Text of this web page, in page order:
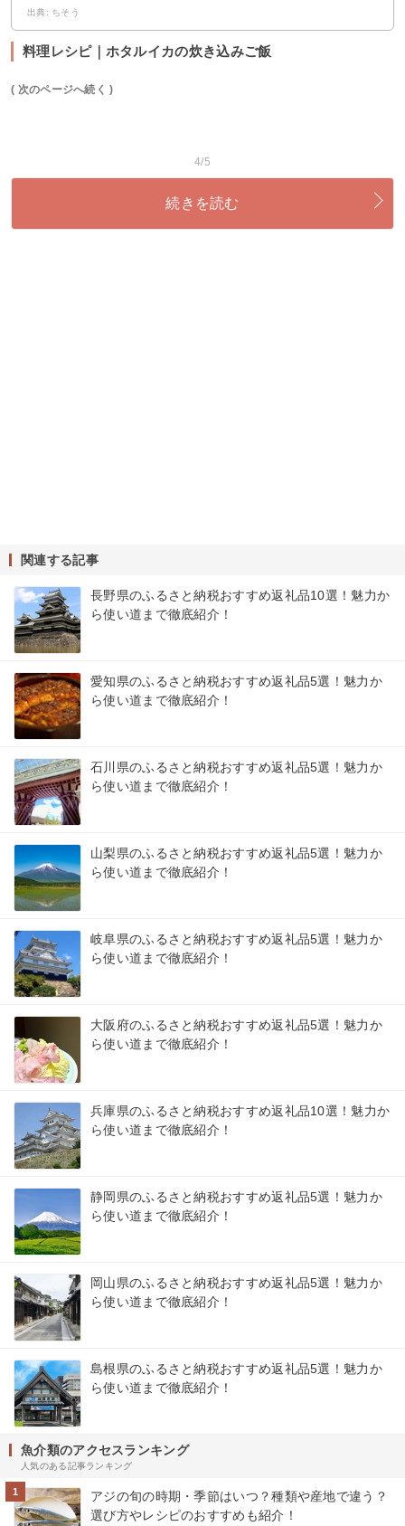
出典: ちそう
料理レシピ｜ホタルイカの炊き込みご飯
( 次のページへ続く )
4/5
続きを読む
関連する記事
長野県のふるさと納税おすすめ返礼品10選！魅力か
ら使い道まで徹底紹介！
愛知県のふるさと納税おすすめ返礼品5選！魅力か
ら使い道まで徹底紹介！
石川県のふるさと納税おすすめ返礼品5選！魅力か
ら使い道まで徹底紹介！
山梨県のふるさと納税おすすめ返礼品5選！魅力か
ら使い道まで徹底紹介！
岐阜県のふるさと納税おすすめ返礼品5選！魅力か
ら使い道まで徹底紹介！
大阪府のふるさと納税おすすめ返礼品5選！魅力か
ら使い道まで徹底紹介！
兵庫県のふるさと納税おすすめ返礼品10選！魅力か
ら使い道まで徹底紹介！
静岡県のふるさと納税おすすめ返礼品5選！魅力か
ら使い道まで徹底紹介！
岡山県のふるさと納税おすすめ返礼品5選！魅力か
ら使い道まで徹底紹介！
島根県のふるさと納税おすすめ返礼品5選！魅力か
ら使い道まで徹底紹介！
魚介類のアクセスランキング
人気のある記事ランキング
1
アジの旬の時期・季節はいつ？種類や産地で違う？
選び方やレシピのおすすめも紹介！